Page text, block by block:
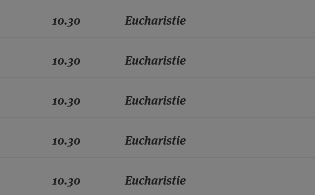
10.30 Eucharistie
10.30 Eucharistie
10.30 Eucharistie
10.30 Eucharistie
10.30 Eucharistie